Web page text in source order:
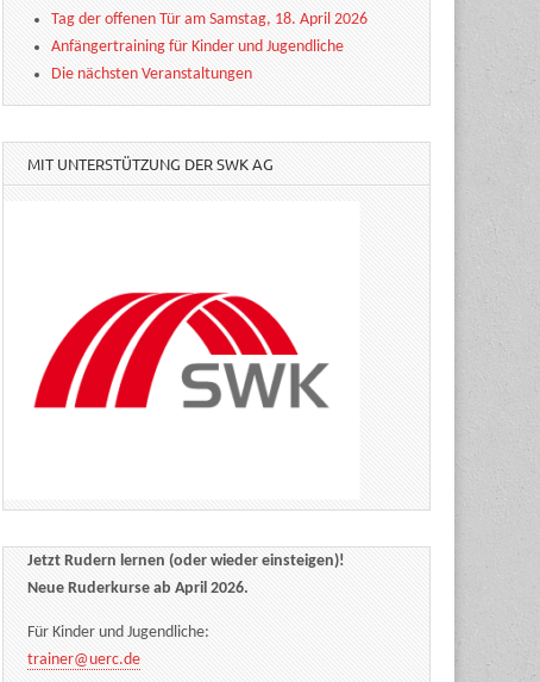
Tag der offenen Tür am Samstag, 18. April 2026
Anfängertraining für Kinder und Jugendliche
Die nächsten Veranstaltungen
MIT UNTERSTÜTZUNG DER SWK AG
Jetzt Rudern lernen (oder wieder einsteigen)!
Neue Ruderkurse ab April 2026.
Für Kinder und Jugendliche:
trainer@uerc.de